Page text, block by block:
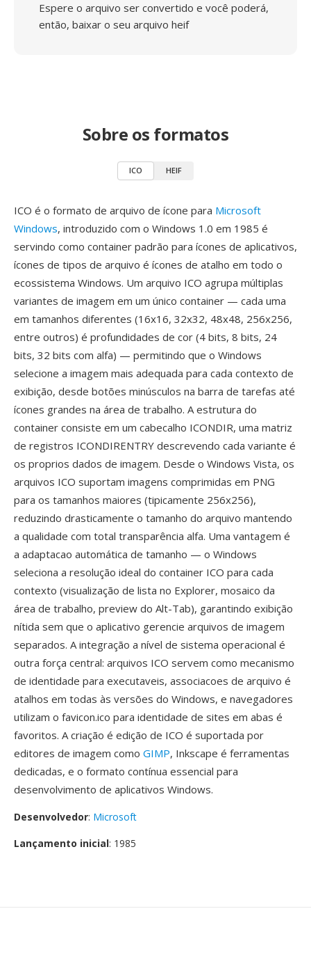
Espere o arquivo ser convertido e você poderá,
então, baixar o seu arquivo heif
Sobre os formatos
ICO HEIF
ICO é o formato de arquivo de ícone para Microsoft
Windows, introduzido com o Windows 1.0 em 1985 é
servindo como container padrão para ícones de aplicativos,
ícones de tipos de arquivo é ícones de atalho em todo o
ecossistema Windows. Um arquivo ICO agrupa múltiplas
variantes de imagem em um único container — cada uma
em tamanhos diferentes (16x16, 32x32, 48x48, 256x256,
entre outros) é profundidades de cor (4 bits, 8 bits, 24
bits, 32 bits com alfa) — permitindo que o Windows
selecione a imagem mais adequada para cada contexto de
exibição, desde botões minúsculos na barra de tarefas até
ícones grandes na área de trabalho. A estrutura do
container consiste em um cabecalho ICONDIR, uma matriz
de registros ICONDIRENTRY descrevendo cada variante é
os proprios dados de imagem. Desde o Windows Vista, os
arquivos ICO suportam imagens comprimidas em PNG
para os tamanhos maiores (tipicamente 256x256),
reduzindo drasticamente o tamanho do arquivo mantendo
a qualidade com total transparência alfa. Uma vantagem é
a adaptacao automática de tamanho — o Windows
seleciona a resolução ideal do container ICO para cada
contexto (visualização de lista no Explorer, mosaico da
área de trabalho, preview do Alt-Tab), garantindo exibição
nítida sem que o aplicativo gerencie arquivos de imagem
separados. A integração a nível de sistema operacional é
outra força central: arquivos ICO servem como mecanismo
de identidade para executaveis, associacoes de arquivo é
atalhos em todas às versões do Windows, e navegadores
utilizam o favicon.ico para identidade de sites em abas é
favoritos. A criação é edição de ICO é suportada por
editores de imagem como GIMP, Inkscape é ferramentas
dedicadas, e o formato contínua essencial para
desenvolvimento de aplicativos Windows.
Desenvolvedor: Microsoft
Lançamento inicial: 1985